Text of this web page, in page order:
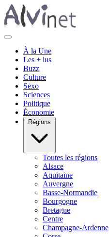
À la Une
Les + lus
Buzz
Culture
Sexo
Sciences
Politique
Économie
Régions
Toutes les régions
Alsace
Aquitaine
Auvergne
Basse-Normandie
Bourgogne
Bretagne
Centre
Champagne-Ardenne